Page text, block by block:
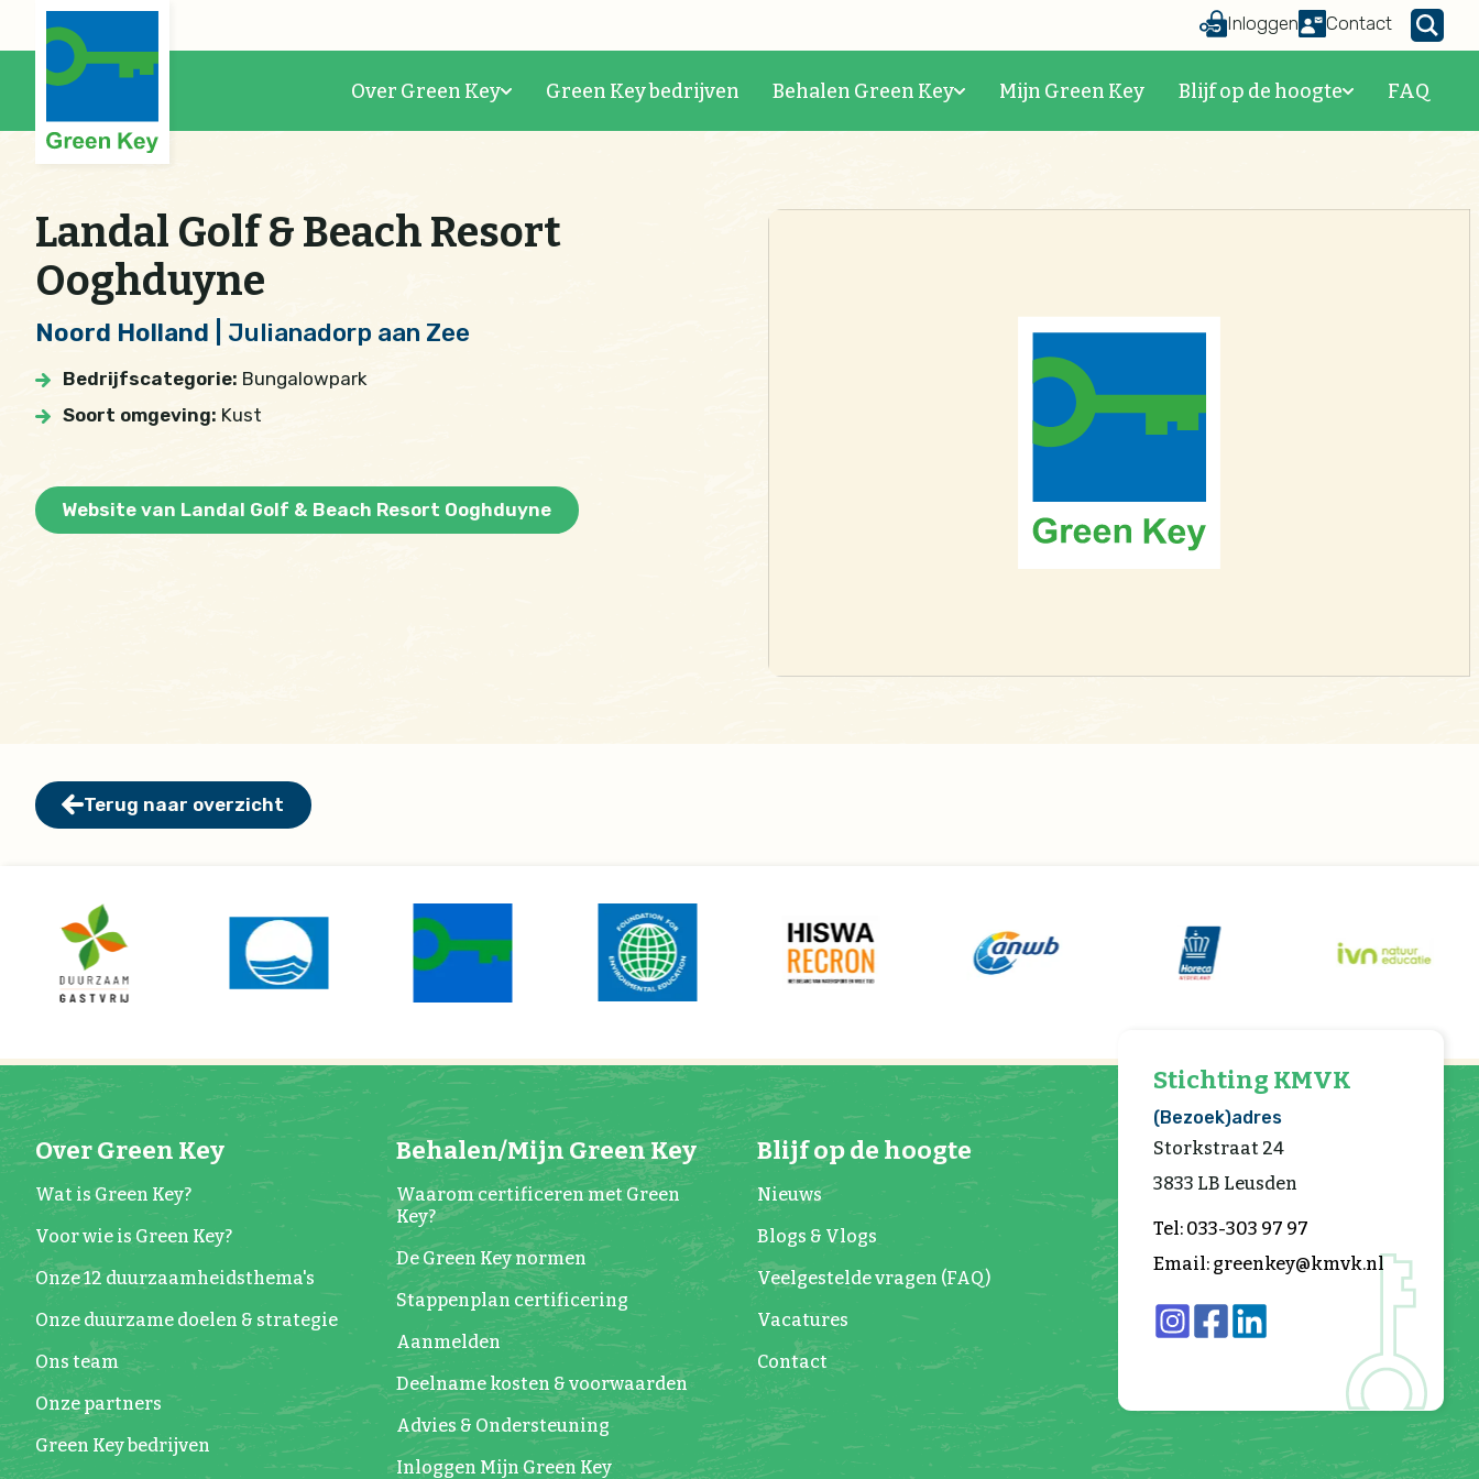
Inloggen Contact
Over Green Key Green Key bedrijven Behalen Green Key Mijn Green Key Blijf op de hoogte FAQ
Landal Golf & Beach Resort
Ooghduyne
Noord Holland | Julianadorp aan Zee
Bedrijfscategorie: Bungalowpark
Soort omgeving: Kust
Website van Landal Golf & Beach Resort Ooghduyne
Terug naar overzicht
Over Green Key
Wat is Green Key?
Voor wie is Green Key?
Onze 12 duurzaamheidsthema's
Onze duurzame doelen & strategie
Ons team
Onze partners
Green Key bedrijven
Behalen/Mijn Green Key
Waarom certificeren met Green
Key?
De Green Key normen
Stappenplan certificering
Aanmelden
Deelname kosten & voorwaarden
Advies & Ondersteuning
Inloggen Mijn Green Key
Blijf op de hoogte
Nieuws
Blogs & Vlogs
Veelgestelde vragen (FAQ)
Vacatures
Contact
Stichting KMVK
(Bezoek)adres
Storkstraat 24
3833 LB Leusden
Tel: 033-303 97 97
Email: greenkey@kmvk.nl